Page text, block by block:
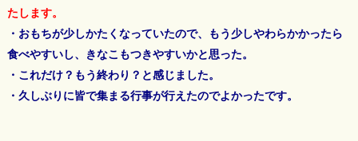
たします。
・おもちが少しかたくなっていたので、もう少しやわらかかったら
食べやすいし、きなこもつきやすいかと思った。
・これだけ？もう終わり？と感じました。
・久しぶりに皆で集まる行事が行えたのでよかったです。